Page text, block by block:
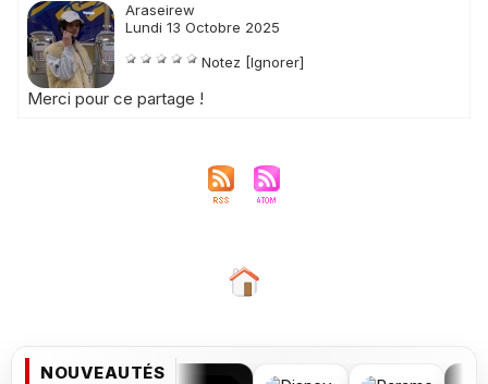
Araseirew
Lundi 13 Octobre 2025
Notez [Ignorer]
Merci pour ce partage !
NOUVEAUTÉS